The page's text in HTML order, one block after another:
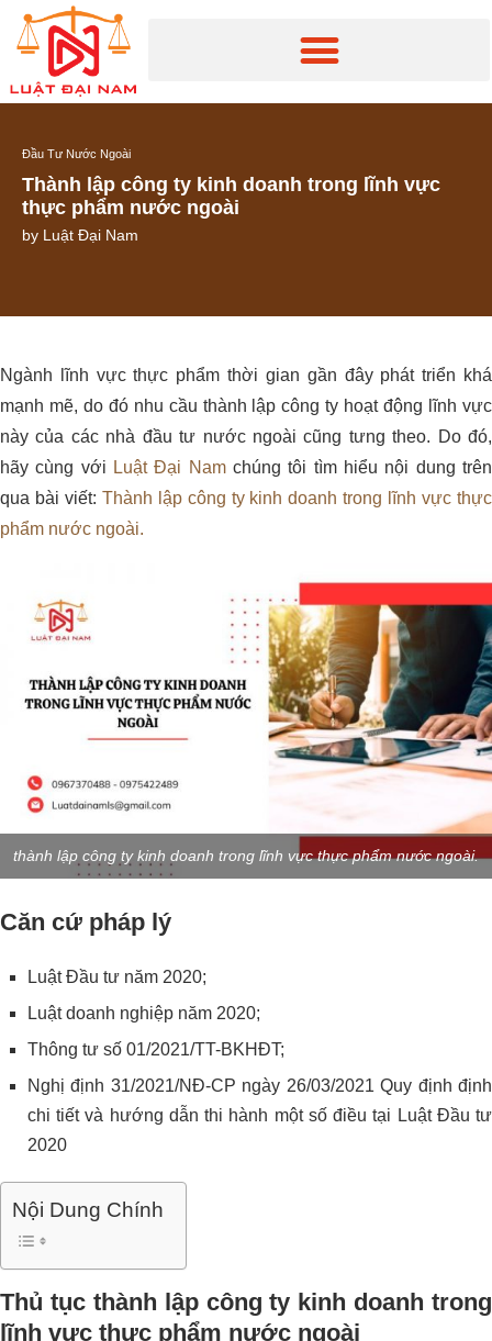
Đầu Tư Nước Ngoài
Thành lập công ty kinh doanh trong lĩnh vực
thực phẩm nước ngoài
by Luật Đại Nam
Ngành lĩnh vực thực phẩm thời gian gần đây phát triển khá
mạnh mẽ, do đó nhu cầu thành lập công ty hoạt động lĩnh vực
này của các nhà đầu tư nước ngoài cũng tưng theo. Do đó,
hãy cùng với Luật Đại Nam chúng tôi tìm hiểu nội dung trên
qua bài viết: Thành lập công ty kinh doanh trong lĩnh vực thực
phẩm nước ngoài.
thành lập công ty kinh doanh trong lĩnh vực thực phẩm nước ngoài.
Căn cứ pháp lý
Luật Đầu tư năm 2020;
Luật doanh nghiệp năm 2020;
Thông tư số 01/2021/TT-BKHĐT;
Nghị định 31/2021/NĐ-CP ngày 26/03/2021 Quy định định
chi tiết và hướng dẫn thi hành một số điều tại Luật Đầu tư
2020
Nội Dung Chính
Thủ tục thành lập công ty kinh doanh trong
lĩnh vực thực phẩm nước ngoài